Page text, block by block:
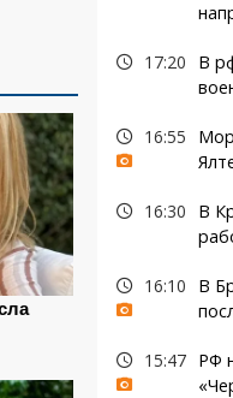
17:20
В
16:55
16:30
В
16:10
В
15:47
РФ